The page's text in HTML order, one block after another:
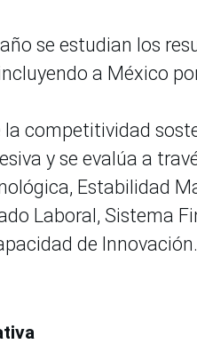
se estudian los
a México
la competitividad
y se evalúa a
Estabilidad
Laboral, Sistema
de Innovación.